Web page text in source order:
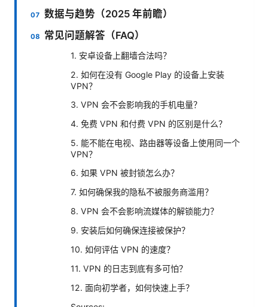
数据与趋势（2025 年前瞻）
常见问题解答（FAQ）
1. 安卓设备上翻墙合法吗？
2. 如何在没有 Google Play 的设备上安装
VPN？
3. VPN 会不会影响我的手机电量？
4. 免费 VPN 和付费 VPN 的区别是什么？
5. 能不能在电视、路由器等设备上使用同一个
VPN？
6. 如果 VPN 被封锁怎么办？
7. 如何确保我的隐私不被服务商滥用？
8. VPN 会不会影响流媒体的解锁能力？
9. 安装后如何确保连接被保护？
10. 如何评估 VPN 的速度？
11. VPN 的日志到底有多可怕？
12. 面向初学者，如何快速上手？